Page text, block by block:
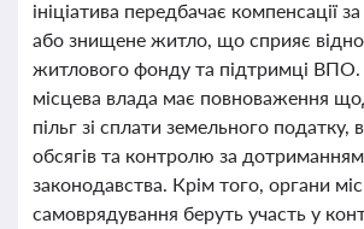
ініціатива передбачає компенсації
або знищене житло, що сприяє
житлового фонду та підтримці
місцева влада має повноваження
пільг зі сплати земельного податку,
обсягів та контролю за дотриманням
законодавства. Крім того, органи
самоврядування беруть участь у